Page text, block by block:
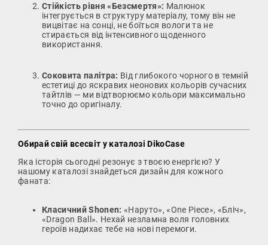
Стійкість рівня «Безсмертя»: Малюнок
інтегрується в структуру матеріалу, тому він не
вицвітає на сонці, не боїться вологи та не
стирається від інтенсивного щоденного
використання.
Соковита палітра: Від глибокого чорного в темній
естетиці до яскравих неонових кольорів сучасних
тайтлів — ми відтворюємо кольори максимально
точно до оригіналу.
Обирай свій всесвіт у каталозі DikoCase
Яка історія сьогодні резонує з твоєю енергією? У
нашому каталозі знайдеться дизайн для кожного
фаната:
Класичний Shonen: «Наруто», «One Piece», «Бліч»,
«Dragon Ball». Нехай незламна воля головних
героїв надихає тебе на нові перемоги.